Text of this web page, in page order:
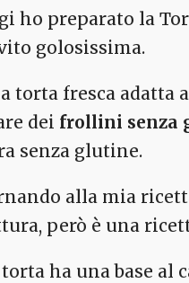
ho preparato la
golosissima.
torta fresca adatta
dei frollini senza
senza glutine.
alla mia
però è una
ha una base al